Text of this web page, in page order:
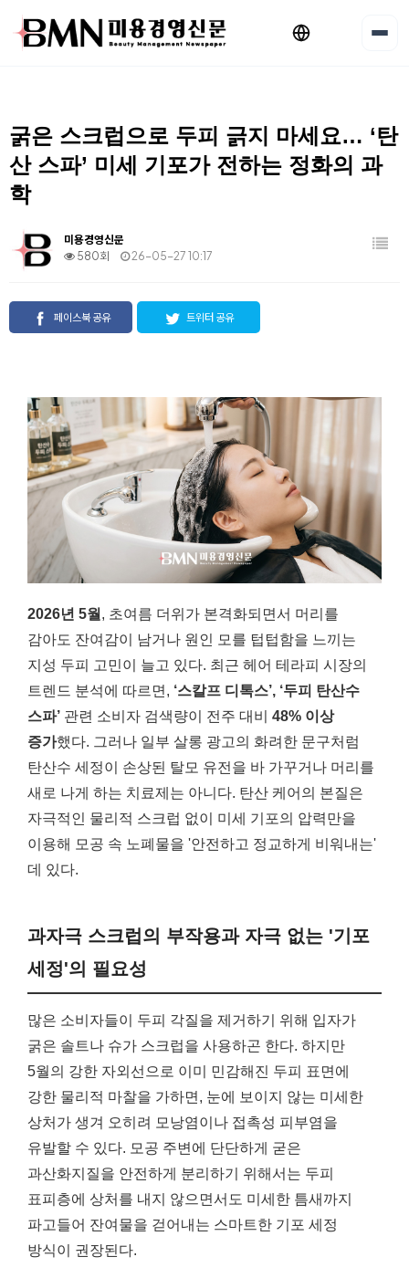
굵은 스크럽으로 두피 긁지 마세요… ‘탄
산 스파’ 미세 기포가 전하는 정화의 과
학
미용경영신문
580회
26-05-27 10:17
페이스북 공유 트위터 공유
2026년 5월 , 초여름 더위가 본격화되면서 머리를
감아도 잔여감이 남거나 원인 모를 텁텁함을 느끼는
지성 두피 고민이 늘고 있다. 최근 헤어 테라피 시장의
트렌드 분석에 따르면, ‘스칼프 디톡스’, ‘두피 탄산수
스파’ 관련 소비자 검색량이 전주 대비 48% 이상
증가했다. 그러나 일부 살롱 광고의 화려한 문구처럼
탄산수 세정이 손상된 탈모 유전을 바 가꾸거나 머리를
새로 나게 하는 치료제는 아니다. 탄산 케어의 본질은
자극적인 물리적 스크럽 없이 미세 기포의 압력만을
이용해 모공 속 노폐물을 '안전하고 정교하게 비워내는'
데 있다.
과자극 스크럽의 부작용과 자극 없는 '기포
세정'의 필요성
많은 소비자들이 두피 각질을 제거하기 위해 입자가
굵은 솔트나 슈가 스크럽을 사용하곤 한다. 하지만
5월의 강한 자외선으로 이미 민감해진 두피 표면에
강한 물리적 마찰을 가하면, 눈에 보이지 않는 미세한
상처가 생겨 오히려 모낭염이나 접촉성 피부염을
유발할 수 있다. 모공 주변에 단단하게 굳은
과산화지질을 안전하게 분리하기 위해서는 두피
표피층에 상처를 내지 않으면서도 미세한 틈새까지
파고들어 잔여물을 걷어내는 스마트한 기포 세정
방식이 권장된다.